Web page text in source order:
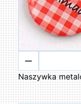
Naszywka